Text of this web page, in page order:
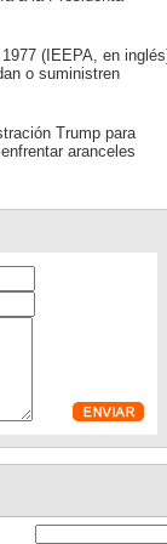
(IEEPA, en
o suministren
Trump para
aranceles